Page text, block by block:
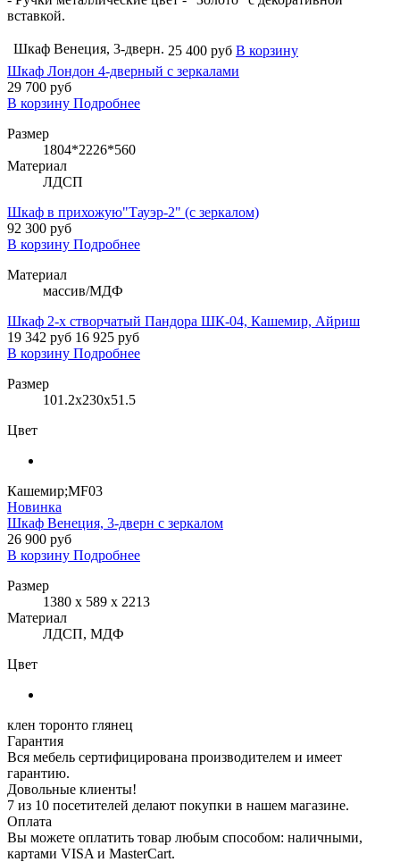
вставкой.
Шкаф Венеция, 3-дверн. 25 400 руб В корзину
Шкаф Лондон 4-дверный с зеркалами
29 700 руб
В корзину Подробнее
Размер
1804*2226*560
Материал
ЛДСП
Шкаф в прихожую"Тауэр-2" (с зеркалом)
92 300 руб
В корзину Подробнее
Материал
массив/МДФ
Шкаф 2-х створчатый Пандора ШК-04, Кашемир, Айриш
19 342 руб 16 925 руб
В корзину Подробнее
Размер
101.2x230x51.5
Цвет
Кашемир;MF03
Новинка
Шкаф Венеция, 3-дверн с зеркалом
26 900 руб
В корзину Подробнее
Размер
1380 x 589 x 2213
Материал
ЛДСП, МДФ
Цвет
клен торонто глянец
Гарантия
Вся мебель сертифицирована производителем и имеет
гарантию.
Довольные клиенты!
7 из 10 посетителей делают покупки в нашем магазине.
Оплата
Вы можете оплатить товар любым способом: наличными,
картами VISA и MasterCart.